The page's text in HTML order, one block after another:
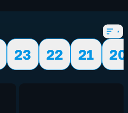
23 22 21
20